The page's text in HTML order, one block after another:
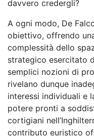
davvero credergli?
A ogni modo, De
obiettivo, offrendo
complessità dello
strategico esercitato
semplici nozioni di
rivelano dunque
interessi individuali e
potere pronti a
cortigiani
contributo euristico